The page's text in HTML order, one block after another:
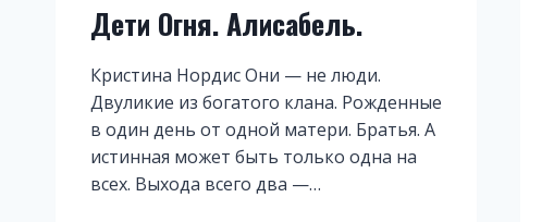
Дети Огня. Алисабель.
Кристина Нордис Они — не люди.
Двуликие из богатого клана. Рожденные
в один день от одной матери. Братья. А
истинная может быть только одна на
всех. Выхода всего два —…